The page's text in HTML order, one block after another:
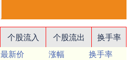
个股流入 个股流出
换手率
最新价 涨幅
换手率